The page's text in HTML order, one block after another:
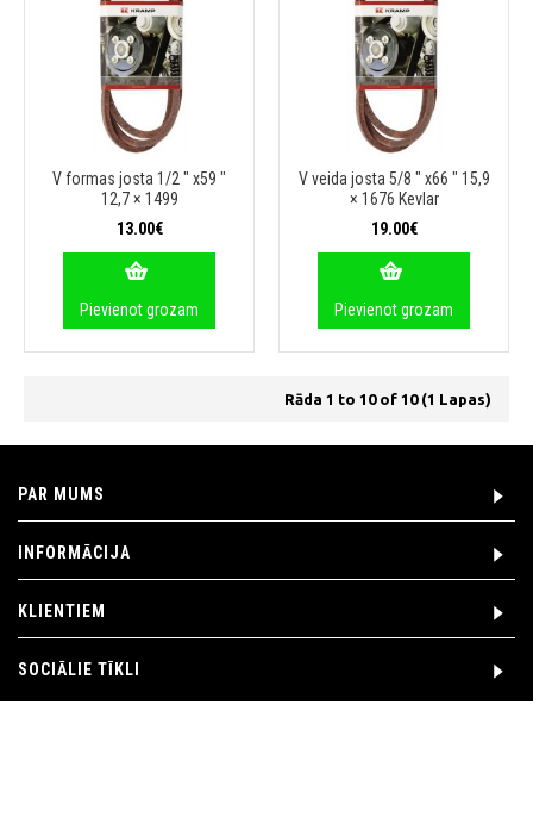
V formas josta 1/2 ″ x59 ″
12,7 × 1499
13.00€
Pievienot grozam
V veida josta 5/8 ″ x66 ″ 15,9
× 1676 Kevlar
19.00€
Pievienot grozam
Rāda 1 to 10 of 10 (1 Lapas)
PAR MUMS
INFORMĀCIJA
KLIENTIEM
SOCIĀLIE TĪKLI